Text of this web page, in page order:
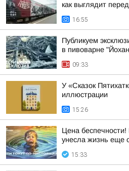
как выглядит
16:55
Публикуем
в пивоварне
09:33
У «Сказок
иллюстрации
15:26
Цена
унесла жизнь еще
15:33